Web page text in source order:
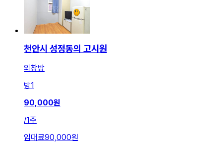
천안시 성정동의 고시원
외창방
방1
90,000원
/1주
임대료90,000원